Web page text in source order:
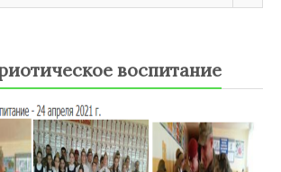
воспитание